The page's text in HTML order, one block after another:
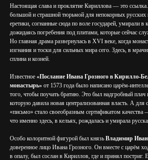
Настоящая слава и проклятие Кириллова — это
большой и страшной тюрьмой для непокорных
еретики, согнанные сюда по воле государей, умирали
дожидаясь погребения под плитами, которые сейчас
Но главная драма развернулась в XVI веке, когда
изгнания и тоски для сильных мира сего. Здесь, в
сплина и козней.
Известное «Послание Ивана Грозного в Кирилло-
монастырь» от 1573 года было написано царём-
того, чтобы поучать братию. Это был надгробный плач
которую давила новая централизованная власть. А для
«письмо» стало своеобразным сертификатом
что именно здесь, в кельях, рождалась и умирала
Особо колоритной фигурой был князь Владимир
доверенное лицо Ивана Грозного. Он вместе с царём
в опалу, был сослан в Кириллов, где и принял постриг.